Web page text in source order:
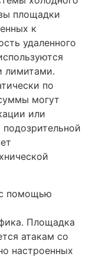
площадки
к
удаленного
лимитами.
по
могут
или
с помощью
Площадка
атакам со
настроенных